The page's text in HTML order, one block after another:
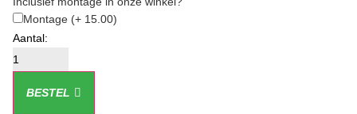
Montage (+ 15.00)
BESTEL